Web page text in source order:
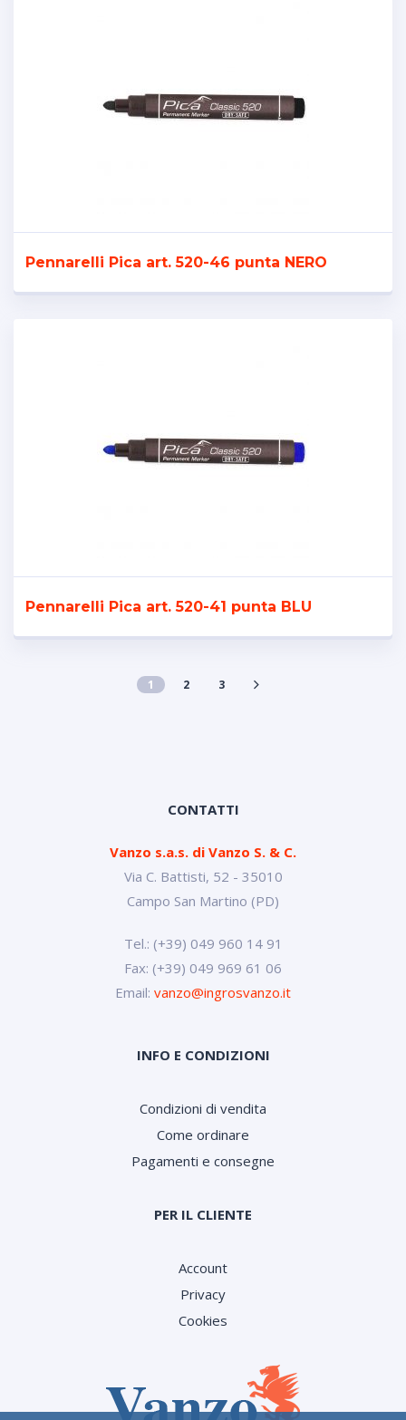
Pennarelli Pica art. 520-46 punta NERO
Pennarelli Pica art. 520-41 punta BLU
1 2 3
CONTATTI
Vanzo s.a.s. di Vanzo S. & C.
Via C. Battisti, 52 - 35010
Campo San Martino (PD)
Tel.: (+39) 049 960 14 91
Fax: (+39) 049 969 61 06
Email: vanzo@ingrosvanzo.it
INFO E CONDIZIONI
Condizioni di vendita
Come ordinare
Pagamenti e consegne
PER IL CLIENTE
Account
Privacy
Cookies